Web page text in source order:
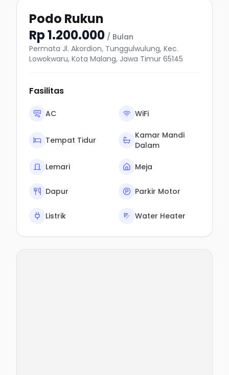
Podo Rukun
Rp 1.200.000 / Bulan
Permata Jl. Akordion, Tunggulwulung, Kec.
Lowokwaru, Kota Malang, Jawa Timur 65145
Fasilitas
AC WiFi
Tempat Tidur
Kamar Mandi
Dalam
Lemari Meja
Dapur Parkir Motor
Listrik Water Heater